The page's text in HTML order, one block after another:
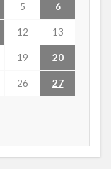
5 6
12 13
19 20
26 27